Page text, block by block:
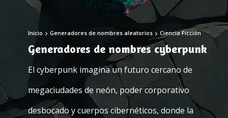
Inicio Generadores de nombres aleatorios Ciencia Ficción
Generadores de nombres cyberpunk
El cyberpunk imagina un futuro cercano de
megaciudades de neón, poder corporativo
desbocado y cuerpos cibernéticos, donde la